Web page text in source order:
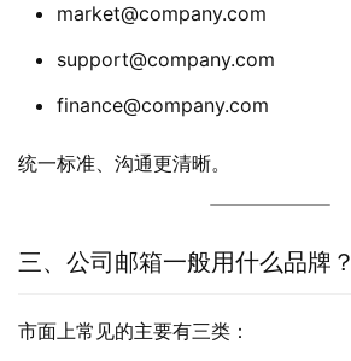
market@company.com
support@company.com
finance@company.com
统一标准、沟通更清晰。
三、公司邮箱一般用什么品牌？
市面上常见的主要有三类：